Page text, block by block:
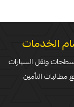
الخدمات
ونقل السيارات
مطالبات التأمين